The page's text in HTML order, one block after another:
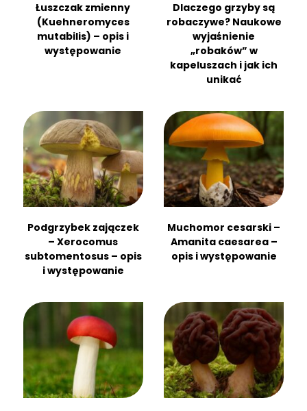
Łuszczak zmienny
(Kuehneromyces
mutabilis) – opis i
występowanie
Dlaczego grzyby są
robaczywe? Naukowe
wyjaśnienie
„robaków” w
kapeluszach i jak ich
unikać
Podgrzybek zajączek
– Xerocomus
subtomentosus – opis
i występowanie
Muchomor cesarski –
Amanita caesarea –
opis i występowanie